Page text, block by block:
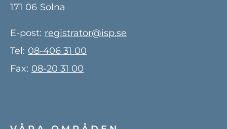
171 06 Solna
E-post: registrator@isp.se
Tel: 08-406 31 00
Fax: 08-20 31 00